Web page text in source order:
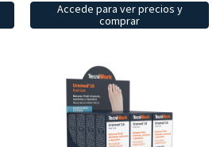
Accede para ver precios y
comprar